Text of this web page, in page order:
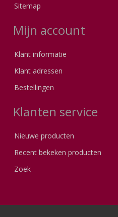
Sitemap
Mijn account
Klant informatie
Klant adressen
Bestellingen
Klanten service
Nieuwe producten
Recent bekeken producten
Zoek